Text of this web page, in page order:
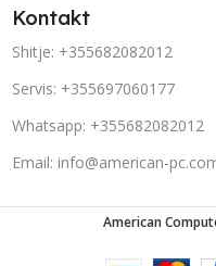
Kontakt
Shitje: +355682082012
Servis: +355697060177
Whatsapp: +355682082012
Email: info@american-
American